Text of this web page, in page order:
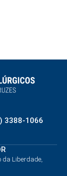
3388-1066
da Liberdade,